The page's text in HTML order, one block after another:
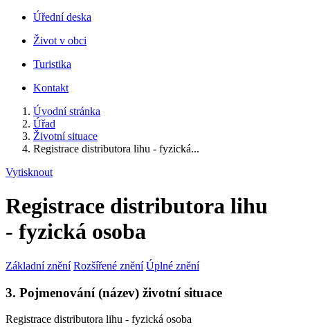
Úřední deska
Život v obci
Turistika
Kontakt
Úvodní stránka
Úřad
Životní situace
Registrace distributora lihu - fyzická...
Vytisknout
Registrace distributora lihu
- fyzická osoba
Základní znění Rozšířené znění Úplné znění
3. Pojmenování (název) životní situace
Registrace distributora lihu - fyzická osoba